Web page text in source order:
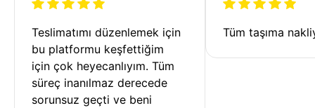
Teslimatımı düzenlemek için
bu platformu keşfettiğim
için çok heyecanlıyım. Tüm
süreç inanılmaz derecede
sorunsuz geçti ve beni
Tüm taşıma